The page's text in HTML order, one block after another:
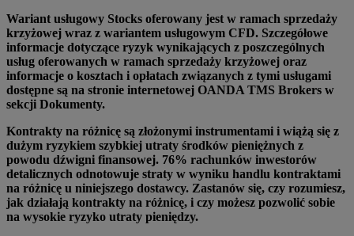
Wariant usługowy Stocks oferowany jest w ramach sprzedaży
krzyżowej wraz z wariantem usługowym CFD. Szczegółowe
informacje dotyczące ryzyk wynikających z poszczególnych
usług oferowanych w ramach sprzedaży krzyżowej oraz
informacje o kosztach i opłatach związanych z tymi usługami
dostępne są na stronie internetowej OANDA TMS Brokers w
sekcji Dokumenty.
Kontrakty na różnicę są złożonymi instrumentami i wiążą się z
dużym ryzykiem szybkiej utraty środków pieniężnych z
powodu dźwigni finansowej. 76% rachunków inwestorów
detalicznych odnotowuje straty w wyniku handlu kontraktami
na różnicę u niniejszego dostawcy. Zastanów się, czy rozumiesz,
jak działają kontrakty na różnicę, i czy możesz pozwolić sobie
na wysokie ryzyko utraty pieniędzy.